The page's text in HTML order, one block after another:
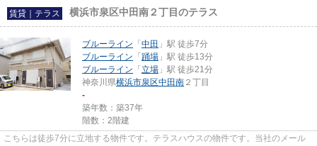
賃貸｜テラス 横浜市泉区中田南２丁目のテラス
ブルーライン 「 中田 」駅 徒歩7分
ブルーライン 「 踊場 」駅 徒歩13分
ブルーライン 「 立場 」駅 徒歩21分
神奈川県横浜市泉区中田南 ２丁目
-
築年数：築37年
階数：2階建
こちらは徒歩7分に立地する物件です。テラスハウスの物件です。当社のメール